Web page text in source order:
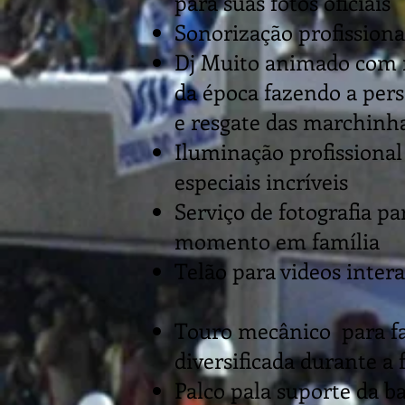
Sonorização
​Dj Muito animado com
da época fazendo a
e resgate das
Iluminação
especiais incríveis
Serviço de fotografia
momento em família
Telão para videos
Touro mecânico para
diversificada durante a
Palco pala suporte da